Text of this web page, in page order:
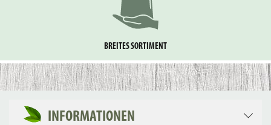
BREITES SORTIMENT
INFORMATIONEN